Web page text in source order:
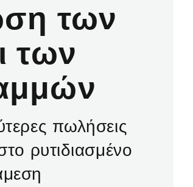
των
των
πωλήσεις
ρυτιδιασμένο